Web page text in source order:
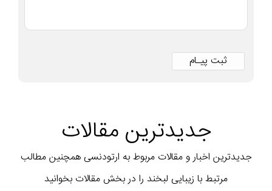
جدیدترین مقالات
جدیدترین اخبار و مقالات مربوط به ارتودنسی همچنین مطالب
مرتبط با زیبایی لبخند را در بخش مقالات بخوانید